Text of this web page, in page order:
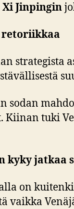
Xi Jinpingin
retoriikkaa
strategista
sodan
Kiinan tuki
kyky
on
vaikka